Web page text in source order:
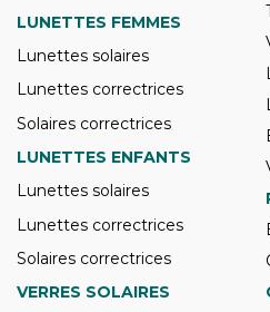
LUNETTES FEMMES
Lunettes solaires
Lunettes correctrices
Solaires correctrices
LUNETTES ENFANTS
Lunettes solaires
Lunettes correctrices
Solaires correctrices
VERRES SOLAIRES